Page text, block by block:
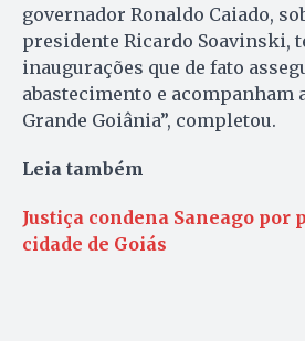
governador Ronaldo Caiado,
presidente Ricardo Soavinski,
inaugurações que de fato
abastecimento e acompanham
Grande Goiânia”, completou.
Leia também
Justiça condena Saneago por
cidade de Goiás